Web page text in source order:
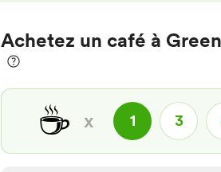
Achetez un café à
☕ x 1 3